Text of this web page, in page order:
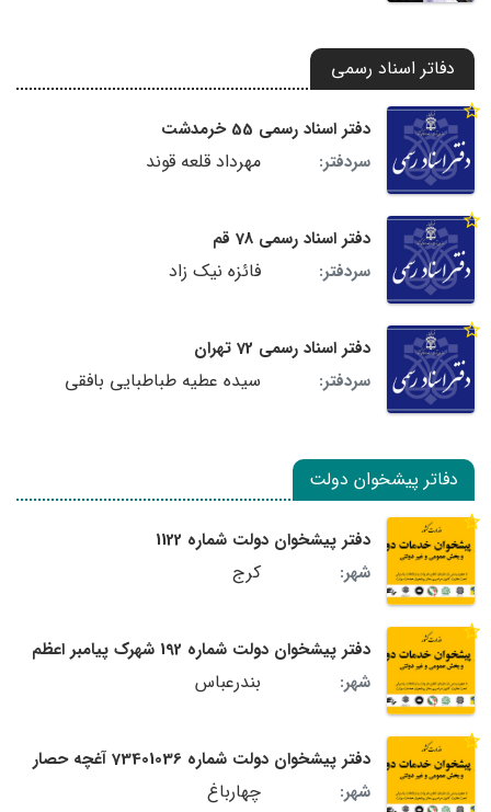
دفاتر اسناد رسمی
دفتر اسناد رسمی 55 خرمدشت
سردفتر:
مهرداد قلعه قوند
دفتر اسناد رسمی 78 قم
سردفتر:
فائزه نیک زاد
دفتر اسناد رسمی 72 تهران
سردفتر:
سیده عطیه طباطبایی بافقی
دفاتر پیشخوان دولت
دفتر پیشخوان دولت شماره 1122
شهر:
کرج
دفتر پیشخوان دولت شماره 192 شهرک پیامبر اعظم
شهر:
بندرعباس
دفتر پیشخوان دولت شماره 73401036 آغچه حصار
شهر:
چهارباغ